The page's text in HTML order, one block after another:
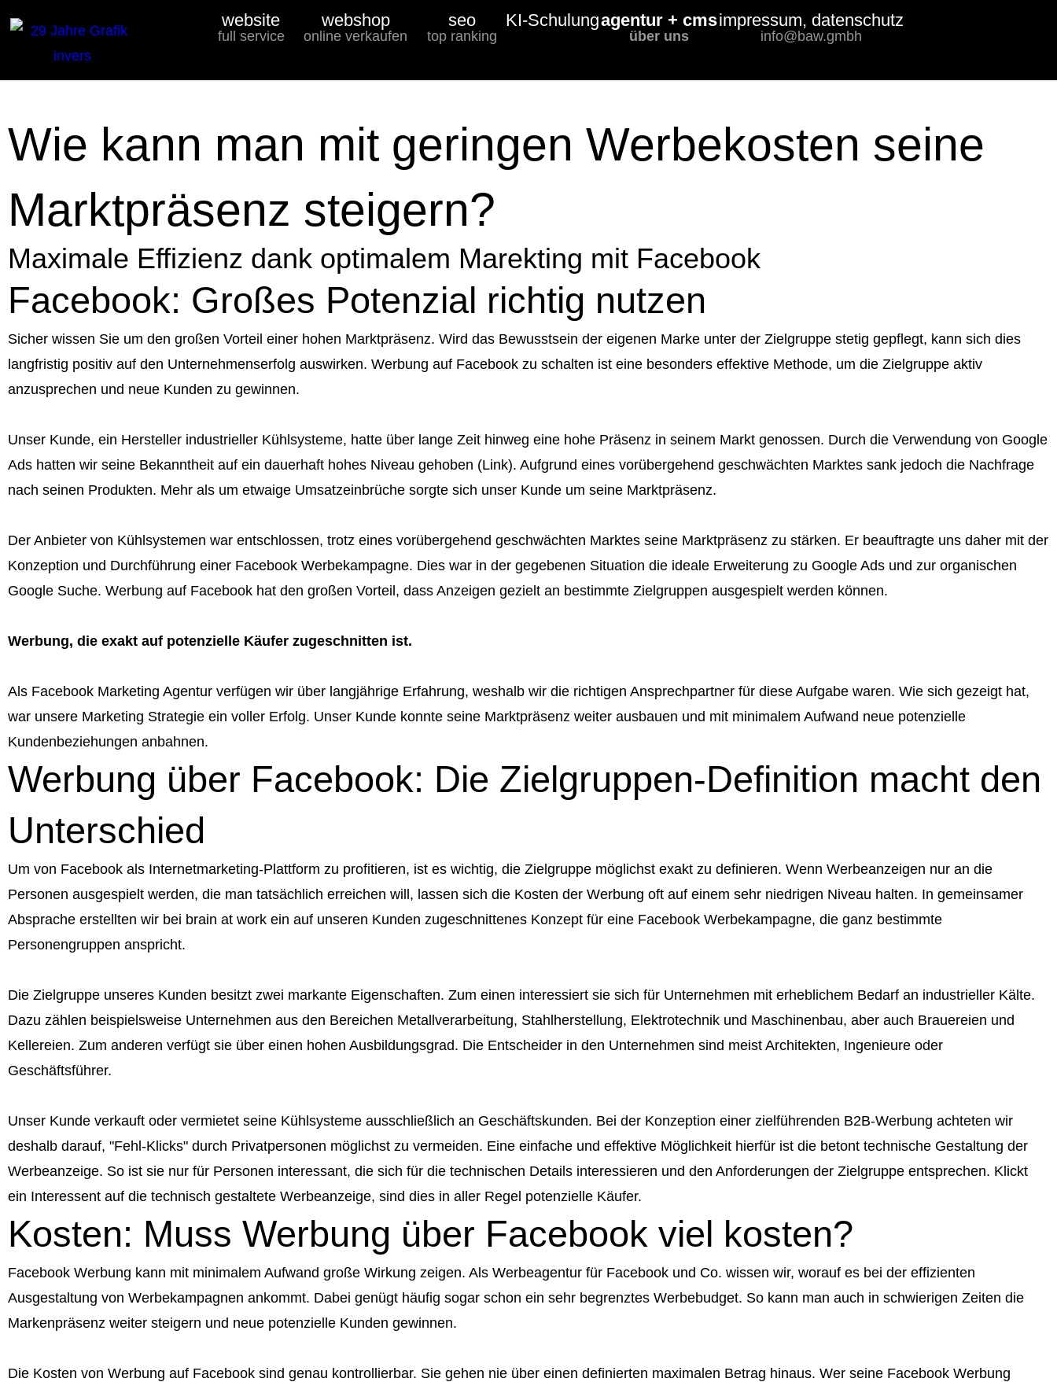
website
full service
webshop
online verkaufen
seo
top ranking
KI-Schulungagentur + cms
über uns
impressum, datenschutz
info@baw.gmbh
Wie kann man mit geringen Werbekosten seine
Marktpräsenz steigern?
Maximale Effizienz dank optimalem Marekting mit Facebook
Facebook: Großes Potenzial richtig nutzen
Sicher wissen Sie um den großen Vorteil einer hohen Marktpräsenz. Wird das Bewusstsein der eigenen Marke unter der Zielgruppe stetig gepflegt, kann sich dies
langfristig positiv auf den Unternehmenserfolg auswirken. Werbung auf Facebook zu schalten ist eine besonders effektive Methode, um die Zielgruppe aktiv
anzusprechen und neue Kunden zu gewinnen.
Unser Kunde, ein Hersteller industrieller Kühlsysteme, hatte über lange Zeit hinweg eine hohe Präsenz in seinem Markt genossen. Durch die Verwendung von Google
Ads hatten wir seine Bekanntheit auf ein dauerhaft hohes Niveau gehoben (Link). Aufgrund eines vorübergehend geschwächten Marktes sank jedoch die Nachfrage
nach seinen Produkten. Mehr als um etwaige Umsatzeinbrüche sorgte sich unser Kunde um seine Marktpräsenz.
Der Anbieter von Kühlsystemen war entschlossen, trotz eines vorübergehend geschwächten Marktes seine Marktpräsenz zu stärken. Er beauftragte uns daher mit der
Konzeption und Durchführung einer Facebook Werbekampagne. Dies war in der gegebenen Situation die ideale Erweiterung zu Google Ads und zur organischen
Google Suche. Werbung auf Facebook hat den großen Vorteil, dass Anzeigen gezielt an bestimmte Zielgruppen ausgespielt werden können.
Werbung, die exakt auf potenzielle Käufer zugeschnitten ist.
Als Facebook Marketing Agentur verfügen wir über langjährige Erfahrung, weshalb wir die richtigen Ansprechpartner für diese Aufgabe waren. Wie sich gezeigt hat,
war unsere Marketing Strategie ein voller Erfolg. Unser Kunde konnte seine Marktpräsenz weiter ausbauen und mit minimalem Aufwand neue potenzielle
Kundenbeziehungen anbahnen.
Werbung über Facebook: Die Zielgruppen-Definition macht den
Unterschied
Um von Facebook als Internetmarketing-Plattform zu profitieren, ist es wichtig, die Zielgruppe möglichst exakt zu definieren. Wenn Werbeanzeigen nur an die
Personen ausgespielt werden, die man tatsächlich erreichen will, lassen sich die Kosten der Werbung oft auf einem sehr niedrigen Niveau halten. In gemeinsamer
Absprache erstellten wir bei brain at work ein auf unseren Kunden zugeschnittenes Konzept für eine Facebook Werbekampagne, die ganz bestimmte
Personengruppen anspricht.
Die Zielgruppe unseres Kunden besitzt zwei markante Eigenschaften. Zum einen interessiert sie sich für Unternehmen mit erheblichem Bedarf an industrieller Kälte.
Dazu zählen beispielsweise Unternehmen aus den Bereichen Metallverarbeitung, Stahlherstellung, Elektrotechnik und Maschinenbau, aber auch Brauereien und
Kellereien. Zum anderen verfügt sie über einen hohen Ausbildungsgrad. Die Entscheider in den Unternehmen sind meist Architekten, Ingenieure oder
Geschäftsführer.
Unser Kunde verkauft oder vermietet seine Kühlsysteme ausschließlich an Geschäftskunden. Bei der Konzeption einer zielführenden B2B-Werbung achteten wir
deshalb darauf, "Fehl-Klicks" durch Privatpersonen möglichst zu vermeiden. Eine einfache und effektive Möglichkeit hierfür ist die betont technische Gestaltung der
Werbeanzeige. So ist sie nur für Personen interessant, die sich für die technischen Details interessieren und den Anforderungen der Zielgruppe entsprechen. Klickt
ein Interessent auf die technisch gestaltete Werbeanzeige, sind dies in aller Regel potenzielle Käufer.
Kosten: Muss Werbung über Facebook viel kosten?
Facebook Werbung kann mit minimalem Aufwand große Wirkung zeigen. Als Werbeagentur für Facebook und Co. wissen wir, worauf es bei der effizienten
Ausgestaltung von Werbekampagnen ankommt. Dabei genügt häufig sogar schon ein sehr begrenztes Werbebudget. So kann man auch in schwierigen Zeiten die
Markenpräsenz weiter steigern und neue potenzielle Kunden gewinnen.
Die Kosten von Werbung auf Facebook sind genau kontrollierbar. Sie gehen nie über einen definierten maximalen Betrag hinaus. Wer seine Facebook Werbung